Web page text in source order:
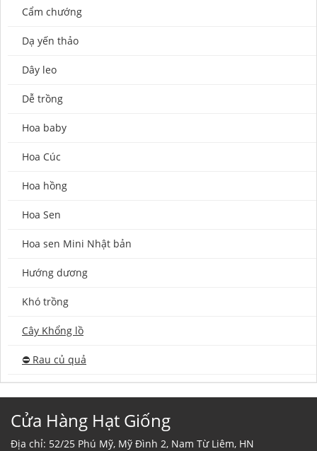
Cẩm chướng
Dạ yến thảo
Dây leo
Dễ trồng
Hoa baby
Hoa Cúc
Hoa hồng
Hoa Sen
Hoa sen Mini Nhật bản
Hướng dương
Khó trồng
Cây Khổng lồ
⛔️ Rau củ quả
Cửa Hàng Hạt Giống
Địa chỉ: 52/25 Phú Mỹ, Mỹ Đình 2, Nam Từ Liêm, HN